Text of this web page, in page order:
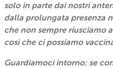
solo in parte dai nostri
dalla prolungata presenza
che non sempre riusciamo
così che ci possiamo
Guardiamoci intorno: se